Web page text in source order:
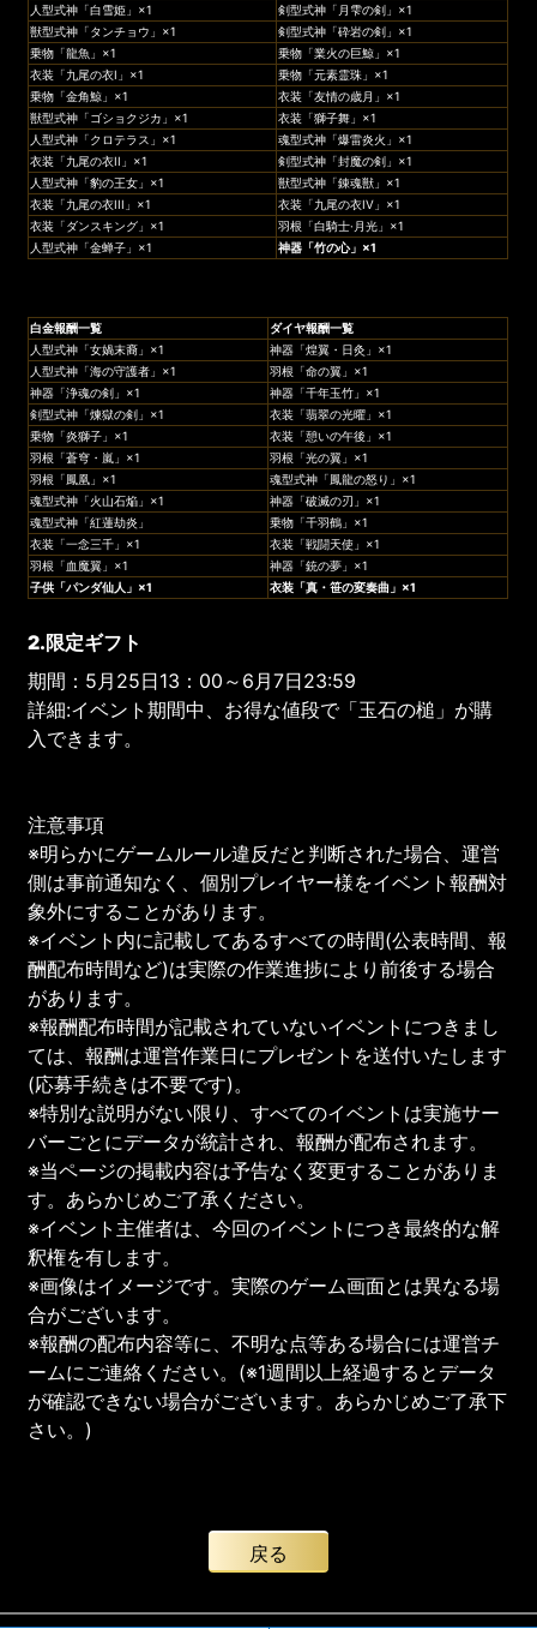
人型式神「白雪姫」×1
剣型式神「月雫の剣」×1
獣型式神「タンチョウ」×1
剣型式神「砕岩の剣」×1
乗物「龍魚」×1
乗物「業火の巨鯨」×1
衣装「九尾の衣I」×1
乗物「元素霊珠」×1
乗物「金角鯨」×1
衣装「友情の歳月」×1
獣型式神「ゴショクジカ」×1
衣装「獅子舞」×1
人型式神「クロテラス」×1
魂型式神「爆雷炎火」×1
衣装「九尾の衣II」×1
剣型式神「封魔の剣」×1
人型式神「豹の王女」×1
獣型式神「錬魂獣」×1
衣装「九尾の衣III」×1
衣装「九尾の衣IV」×1
衣装「ダンスキング」×1
羽根「白騎士·月光」×1
人型式神「金蝉子」×1
神器 「竹の心」×1
白金報酬一覧
ダイヤ報酬一覧
人型式神「女媧末裔」×1
神器「煌翼・日灸」×1
人型式神「海の守護者」×1
羽根「命の翼」×1
神器「浄魂の剣」×1
神器「千年玉竹」×1
剣型式神「煉獄の剣」×1
衣装「翡翠の光曜」×1
乗物「炎獅子」×1
衣装「憩いの午後」×1
羽根「蒼穹・嵐」×1
羽根「光の翼」×1
羽根「鳳凰」×1
魂型式神「鳳龍の怒り」×1
魂型式神「火山石焔」×1
神器「破滅の刃」×1
魂型式神「紅蓮劫炎」
乗物「千羽鶴」×1
衣装「一念三千」×1
衣装「戦闘天使」×1
羽根「血魔翼」×1
神器「銃の夢」×1
子供 「パンダ仙人 」×1 衣装「真・笹の変奏曲 」×1
2.限定ギフト
期間：5月25日13：00～6月7日23:59
詳細:イベント期間中、お得な値段で「玉石の槌」が購
入できます。
注意事項
※明らかにゲームルール違反だと判断された場合、運営
側は事前通知なく、個別プレイヤー様をイベント報酬対
象外にすることがあります。
※イベント内に記載してあるすべての時間(公表時間、報
酬配布時間など)は実際の作業進捗により前後する場合
があります。
※報酬配布時間が記載されていないイベントにつきまし
ては、報酬は運営作業日にプレゼントを送付いたします
(応募手続きは不要です)。
※特別な説明がない限り、すべてのイベントは実施サー
バーごとにデータが統計され、報酬が配布されます。
※当ページの掲載内容は予告なく変更することがありま
す。あらかじめご了承ください。
※イベント主催者は、今回のイベントにつき最終的な解
釈権を有します。
※画像はイメージです。実際のゲーム画面とは異なる場
合がございます。
※報酬の配布内容等に、不明な点等ある場合には運営チ
ームにご連絡ください。(※1週間以上経過するとデータ
が確認できない場合がございます。あらかじめご了承下
さい。)
戻る